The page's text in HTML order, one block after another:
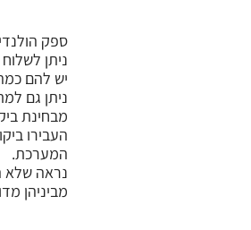
ספק
ניתן
יש להם
ניתן גם
מבחינת
העבירו
המערכת.
מביניהן